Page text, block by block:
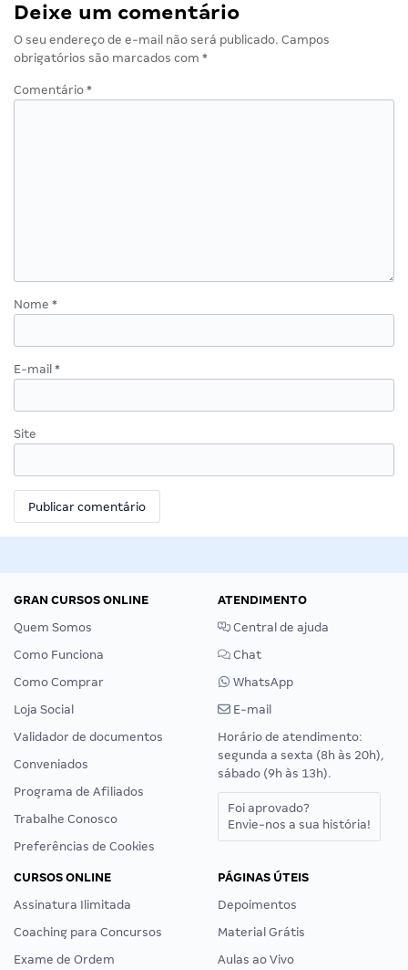
Deixe um comentário
O seu endereço de e-mail não será publicado. Campos
obrigatórios são marcados com *
Comentário *
Nome *
E-mail *
Site
GRAN CURSOS ONLINE
Quem Somos
Como Funciona
Como Comprar
Loja Social
Validador de documentos
Conveniados
Programa de Afiliados
Trabalhe Conosco
Preferências de Cookies
ATENDIMENTO
Central de ajuda
Chat
WhatsApp
E-mail
Horário de atendimento:
segunda a sexta (8h às 20h),
sábado (9h às 13h).
Foi aprovado?
Envie-nos a sua história!
CURSOS ONLINE
Assinatura Ilimitada
Coaching para Concursos
Exame de Ordem
PÁGINAS ÚTEIS
Depoimentos
Material Grátis
Aulas ao Vivo